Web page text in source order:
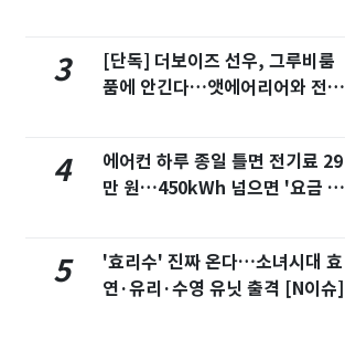
3
[단독] 더보이즈 선우, 그루비룸
품에 안긴다…앳에어리어와 전속
4
에어컨 하루 종일 틀면 전기료 29
만 원…450kWh 넘으면 '요금 폭
5
'효리수' 진짜 온다…소녀시대 효
연·유리·수영 유닛 출격 [N이슈]